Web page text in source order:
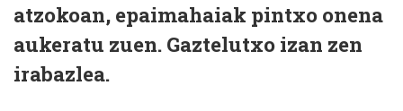
atzokoan, epaimahaiak pintxo onena
aukeratu zuen. Gaztelutxo izan zen
irabazlea.